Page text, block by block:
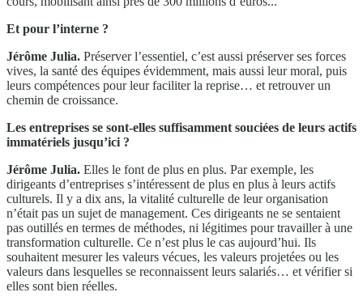
Et pour l’interne ?
Jérôme Julia. Préserver l’essentiel, c’est aussi préserver ses forces
vives, la santé des équipes évidemment, mais aussi leur moral, puis
leurs compétences pour leur faciliter la reprise… et retrouver un
chemin de croissance.
Les entreprises se sont-elles suffisamment souciées de leurs actifs
immatériels jusqu’ici ?
Jérôme Julia. Elles le font de plus en plus. Par exemple, les
dirigeants d’entreprises s’intéressent de plus en plus à leurs actifs
culturels. Il y a dix ans, la vitalité culturelle de leur organisation
n’était pas un sujet de management. Ces dirigeants ne se sentaient
pas outillés en termes de méthodes, ni légitimes pour travailler à une
transformation culturelle. Ce n’est plus le cas aujourd’hui. Ils
souhaitent mesurer les valeurs vécues, les valeurs projetées ou les
valeurs dans lesquelles se reconnaissent leurs salariés… et vérifier si
elles sont bien réelles.